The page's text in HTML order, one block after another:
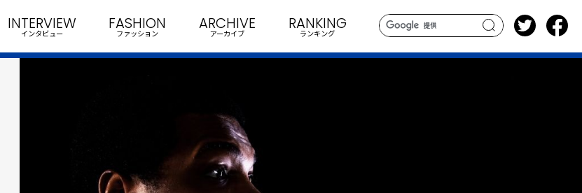
search
INTERVIEW
インタビュー
FASHION
ファッション
ARCHIVE
アーカイブ
RANKING
ランキング